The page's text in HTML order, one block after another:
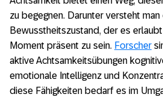
zu begegnen. Darunter versteht man
Bewusstheitszustand, der es
Moment präsent zu sein. Forscher
aktive Achtsamkeitsübungen
emotionale Intelligenz und
diese Fähigkeiten bedarf es im